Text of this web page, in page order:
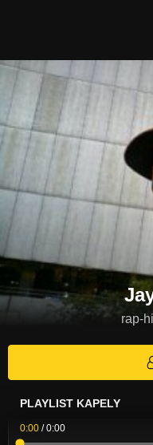
rap-
PLAYLIST KAPELY
0:00 /0:00